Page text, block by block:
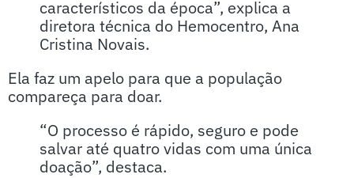
característicos da época”, explica a
diretora técnica do Hemocentro, Ana
Cristina Novais.
Ela faz um apelo para que a população
compareça para doar.
“O processo é rápido, seguro e pode
salvar até quatro vidas com uma única
doação”, destaca.